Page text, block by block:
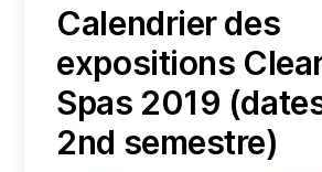
Calendrier des
expositions
Spas 2019
2nd semestre)